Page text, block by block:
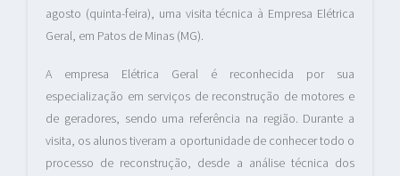
agosto (quinta-feira), uma visita técnica à Empresa Elétrica
Geral, em Patos de Minas (MG).
A empresa Elétrica Geral é reconhecida por sua
especialização em serviços de reconstrução de motores e
de geradores, sendo uma referência na região. Durante a
visita, os alunos tiveram a oportunidade de conhecer todo o
processo de reconstrução, desde a análise técnica dos